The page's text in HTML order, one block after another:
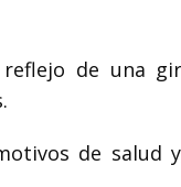
de una
de salud